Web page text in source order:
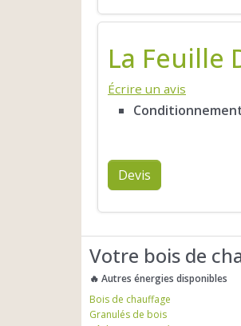
La Feuille
Écrire un avis
Devis
Votre bois de
🔥 Autres énergies disponibles
Bois de chauffage
Granulés de bois